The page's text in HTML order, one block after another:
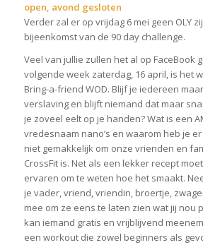
open, avond gesloten
Verder zal er op vrijdag 6 mei geen OLY
bijeenkomst van de 90 day challenge.
Veel van jullie zullen het al op FaceBook
volgende week zaterdag, 16 april, is het
Bring-a-friend WOD. Blijf je iedereen
verslaving en blijft niemand dat maar
je zoveel eelt op je handen? Wat is een
vredesnaam nano’s en waarom heb je
niet gemakkelijk om onze vrienden en
CrossFit is. Net als een lekker recept
ervaren om te weten hoe het smaakt.
je vader, vriend, vriendin, broertje,
mee om ze eens te laten zien wat jij nou
kan iemand gratis en vrijblijvend
een workout die zowel beginners als